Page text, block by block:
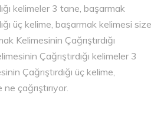
kelimeler 3 tane, başarmak
üç kelime, başarmak kelimesi size
Kelimesinin Çağrıştırdığı
Çağrıştırdığı kelimeler 3
Çağrıştırdığı üç kelime,
çağrıştırıyor.